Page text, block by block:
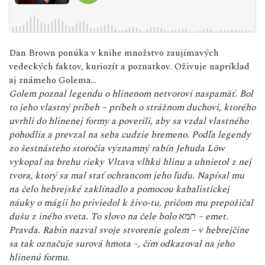
Dan Brown ponúka v knihe množstvo zaujímavých
vedeckých faktov, kuriozít a poznatkov. Oživuje napríklad
aj známeho Golema...
Golem poznal legendu o hlinenom netvorovi naspamäť. Bol
to jeho vlastný príbeh – príbeh o strážnom duchovi, ktorého
uvrhli do hlinenej formy a poverili, aby sa vzdal vlastného
pohodlia a prevzal na seba cudzie bremeno. Podľa legendy
zo šestnásteho storočia významný rabín Jehuda Löw
vykopal na brehu rieky Vltava vlhkú hlinu a uhnietol z nej
tvora, ktorý sa mal stať ochrancom jeho ľudu. Napísal mu
na čelo hebrejské zaklínadlo a pomocou kabalistickej
náuky o mágii ho priviedol k živo-tu, pričom mu prepožičal
dušu z iného sveta. To slovo na čele bolo תמא – emet.
Pravda. Rabín nazval svoje stvorenie golem – v hebrejčine
sa tak označuje surová hmota –, čím odkazoval na jeho
hlinenú formu.